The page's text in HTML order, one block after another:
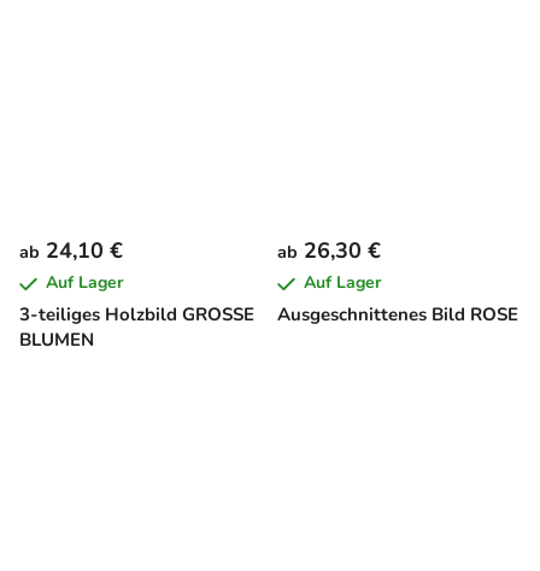
3-teiliges Holzbild GROSSE
BLUMEN
ab 24,10 €
Auf Lager
Ausgeschnittenes Bild ROSE
ab 26,30 €
Auf Lager